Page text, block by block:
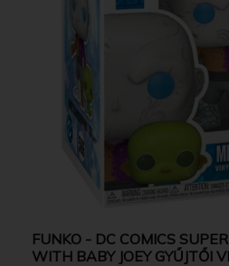
FUNKO - DC COMICS
WITH BABY JOEY GYŰJTŐI